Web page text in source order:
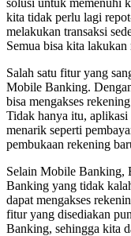
kita tidak perlu lagi
melakukan transaksi
Semua bisa kita
Salah satu fitur yang
Mobile Banking.
bisa mengakses
Tidak hanya itu,
menarik seperti
pembukaan rekening
Selain Mobile Banking,
Banking yang tidak
dapat mengakses
fitur yang disediakan
Banking, sehingga kita